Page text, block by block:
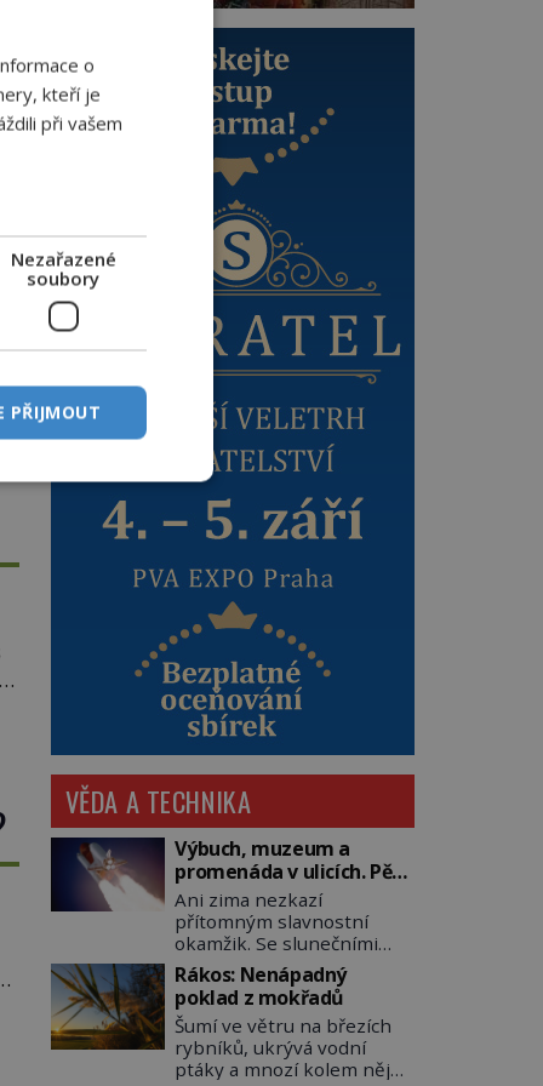
VĚDA A TECHNIKA
Výbuch, muzeum a
promenáda v ulicích. Pět
osudů nejslavnějších
raketoplánů
Ani zima nezkazí
přítomným slavnostní
okamžik. Se slunečními
brýlemi hledí na startující
raketu, která má do
vesmíru vynést kromě
posádky také obyčejnou
učitelku. Po několika
sekundách všem ztuhnou
Rákos: Nenápadný
poklad z mokřadů
Šumí ve větru na březích
rybníků, ukrývá vodní
ptáky a mnozí kolem něj
o
kteří je
při vašem
Nezařazené
soubory
PŘIJMOUT